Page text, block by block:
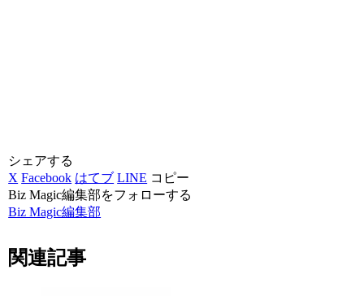
シェアする
X Facebook はてブ LINE コピー
Biz Magic編集部をフォローする
Biz Magic編集部
関連記事